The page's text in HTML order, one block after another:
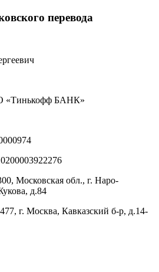
перевода
«Тинькофф БАНК»
Московская обл., г. Наро-
д.84
г. Москва, Кавказский б-р, д.14-